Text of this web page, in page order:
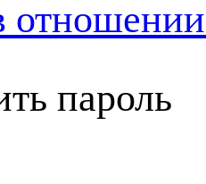
пароль